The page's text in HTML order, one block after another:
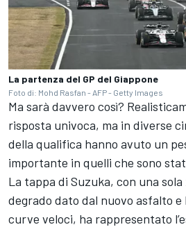
La partenza del GP del Giappone
Foto di: Mohd Rasfan - AFP - Getty Images
Ma sarà davvero così?
risposta univoca, ma in diverse
della qualifica hanno avuto un
importante in quelli che sono
La tappa di Suzuka, con una sola
degrado dato dal nuovo asfalto e
curve veloci, ha rappresentato